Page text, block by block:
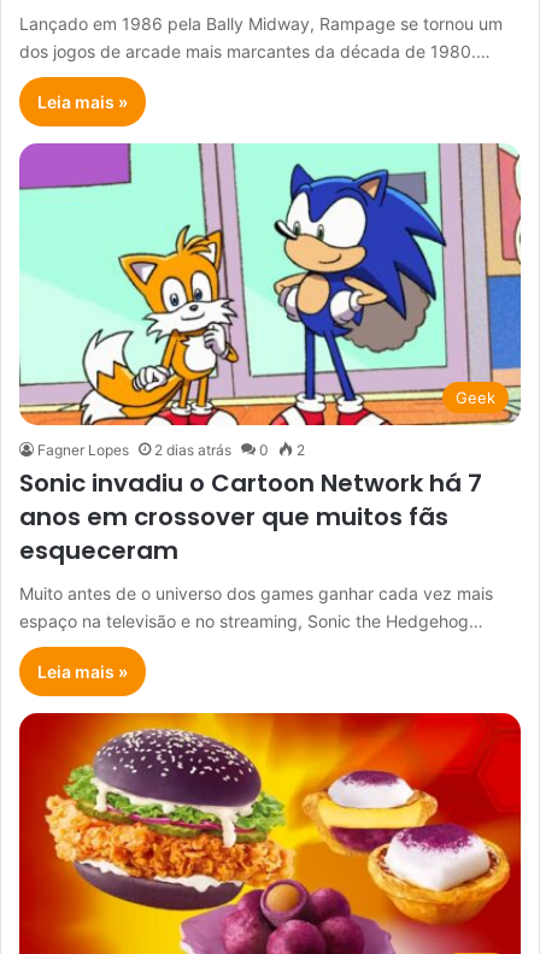
Lançado em 1986 pela Bally Midway, Rampage se tornou um
dos jogos de arcade mais marcantes da década de 1980.…
Leia mais »
Geek
Fagner Lopes 2 dias atrás 0 2
Sonic invadiu o Cartoon Network há 7
anos em crossover que muitos fãs
esqueceram
Muito antes de o universo dos games ganhar cada vez mais
espaço na televisão e no streaming, Sonic the Hedgehog…
Leia mais »